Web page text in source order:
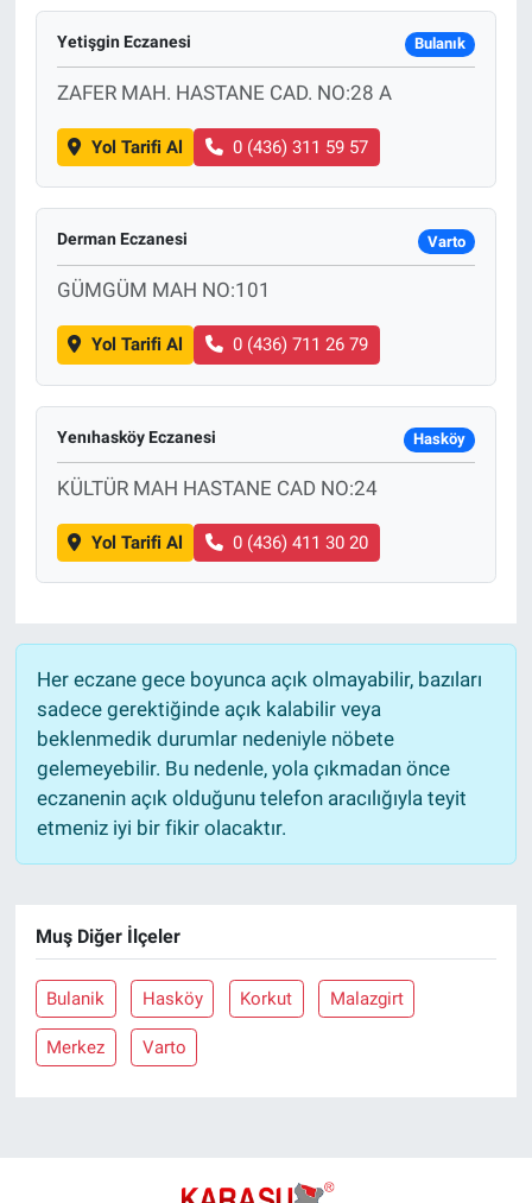
Yetişgin Eczanesi Bulanık
ZAFER MAH. HASTANE CAD. NO:28 A
Yol Tarifi Al 0 (436) 311 59 57
Derman Eczanesi Varto
GÜMGÜM MAH NO:101
Yol Tarifi Al 0 (436) 711 26 79
Yenıhasköy Eczanesi Hasköy
KÜLTÜR MAH HASTANE CAD NO:24
Yol Tarifi Al 0 (436) 411 30 20
Her eczane gece boyunca açık olmayabilir, bazıları
sadece gerektiğinde açık kalabilir veya
beklenmedik durumlar nedeniyle nöbete
gelemeyebilir. Bu nedenle, yola çıkmadan önce
eczanenin açık olduğunu telefon aracılığıyla teyit
etmeniz iyi bir fikir olacaktır.
Muş Diğer İlçeler
Bulanik Hasköy Korkut Malazgirt
Merkez Varto